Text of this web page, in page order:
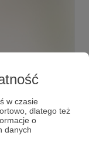
w czasie
dlatego też
o
danych
#3
I WRESTLING!